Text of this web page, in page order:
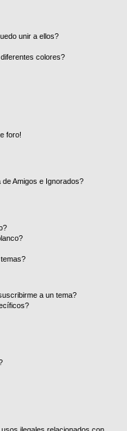
unir a ellos?
colores?
foro!
Amigos e Ignorados?
a un tema?